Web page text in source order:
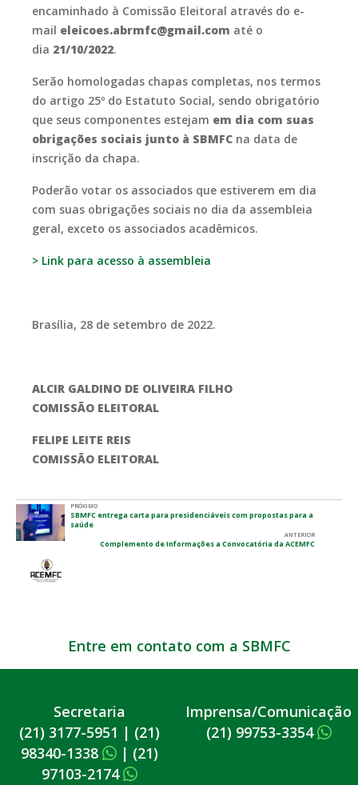
encaminhado à Comissão Eleitoral através do e-
mail eleicoes.abrmfc@gmail.com até o
dia 21/10/2022.
Serão homologadas chapas completas, nos termos
do artigo 25º do Estatuto Social, sendo obrigatório
que seus componentes estejam em dia com suas
obrigações sociais junto à SBMFC na data de
inscrição da chapa.
Poderão votar os associados que estiverem em dia
com suas obrigações sociais no dia da assembleia
geral, exceto os associados acadêmicos.
> Link para acesso à assembleia
Brasília, 28 de setembro de 2022.
ALCIR GALDINO DE OLIVEIRA FILHO
COMISSÃO ELEITORAL
FELIPE LEITE REIS
COMISSÃO ELEITORAL
PRÓXIMO
SBMFC entrega carta para presidenciáveis com propostas para a
saúde
ANTERIOR
Complemento de Informações a Convocatória da ACEMFC
Entre em contato com a SBMFC
Secretaria
(21) 3177-5951 | (21)
98340-1338
| (21)
97103-2174
Imprensa/Comunicação
(21) 99753-3354